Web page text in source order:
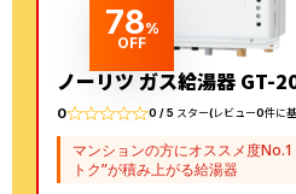
78%
OFF
ノーリツ ガス給湯器 GT-
0 0 / 5 スター(レビュー0件に
マンションの方にオススメ度
トク”が積み上がる給湯器